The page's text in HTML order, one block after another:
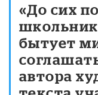
«До сих
бытует
автора